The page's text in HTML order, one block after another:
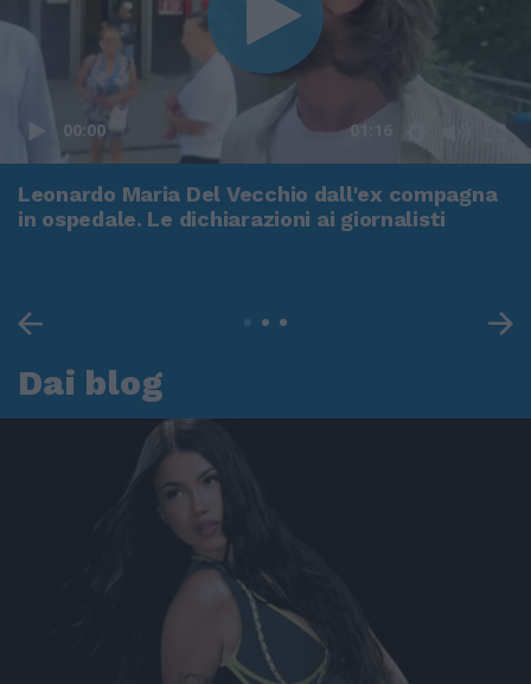
00:00 01:16
Leonardo Maria Del Vecchio dall'ex compagna
in ospedale. Le dichiarazioni ai giornalisti
Dai blog